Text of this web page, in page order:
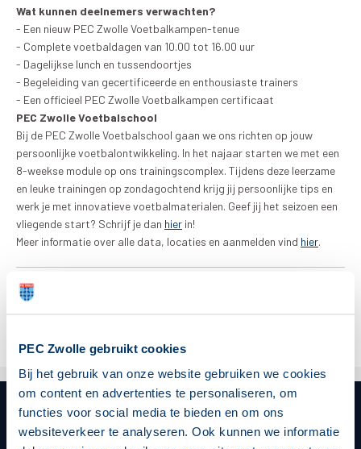
PEC Zwolle gebruikt cookies
Bij het gebruik van onze website gebruiken we cookies
om content en advertenties te personaliseren, om
functies voor social media te bieden en om ons
websiteverkeer te analyseren. Ook kunnen we informatie
Wat kunnen deelnemers verwachten?
- Een nieuw PEC Zwolle Voetbalkampen-tenue
- Complete voetbaldagen van 10.00 tot 16.00 uur
- Dagelijkse lunch en tussendoortjes
- Begeleiding van gecertificeerde en enthousiaste trainers
- Een officieel PEC Zwolle Voetbalkampen certificaat
PEC Zwolle Voetbalschool
Bij de PEC Zwolle Voetbalschool gaan we ons richten op jouw
persoonlijke voetbalontwikkeling. In het najaar starten we met een
8-weekse module op ons trainingscomplex. Tijdens deze leerzame
en leuke trainingen op zondagochtend krijg jij persoonlijke tips en
werk je met innovatieve voetbalmaterialen. Geef jij het seizoen een
vliegende start? Schrijf je dan hier in!
Meer informatie over alle data, locaties en aanmelden vind hier.
Deel dit artikel: